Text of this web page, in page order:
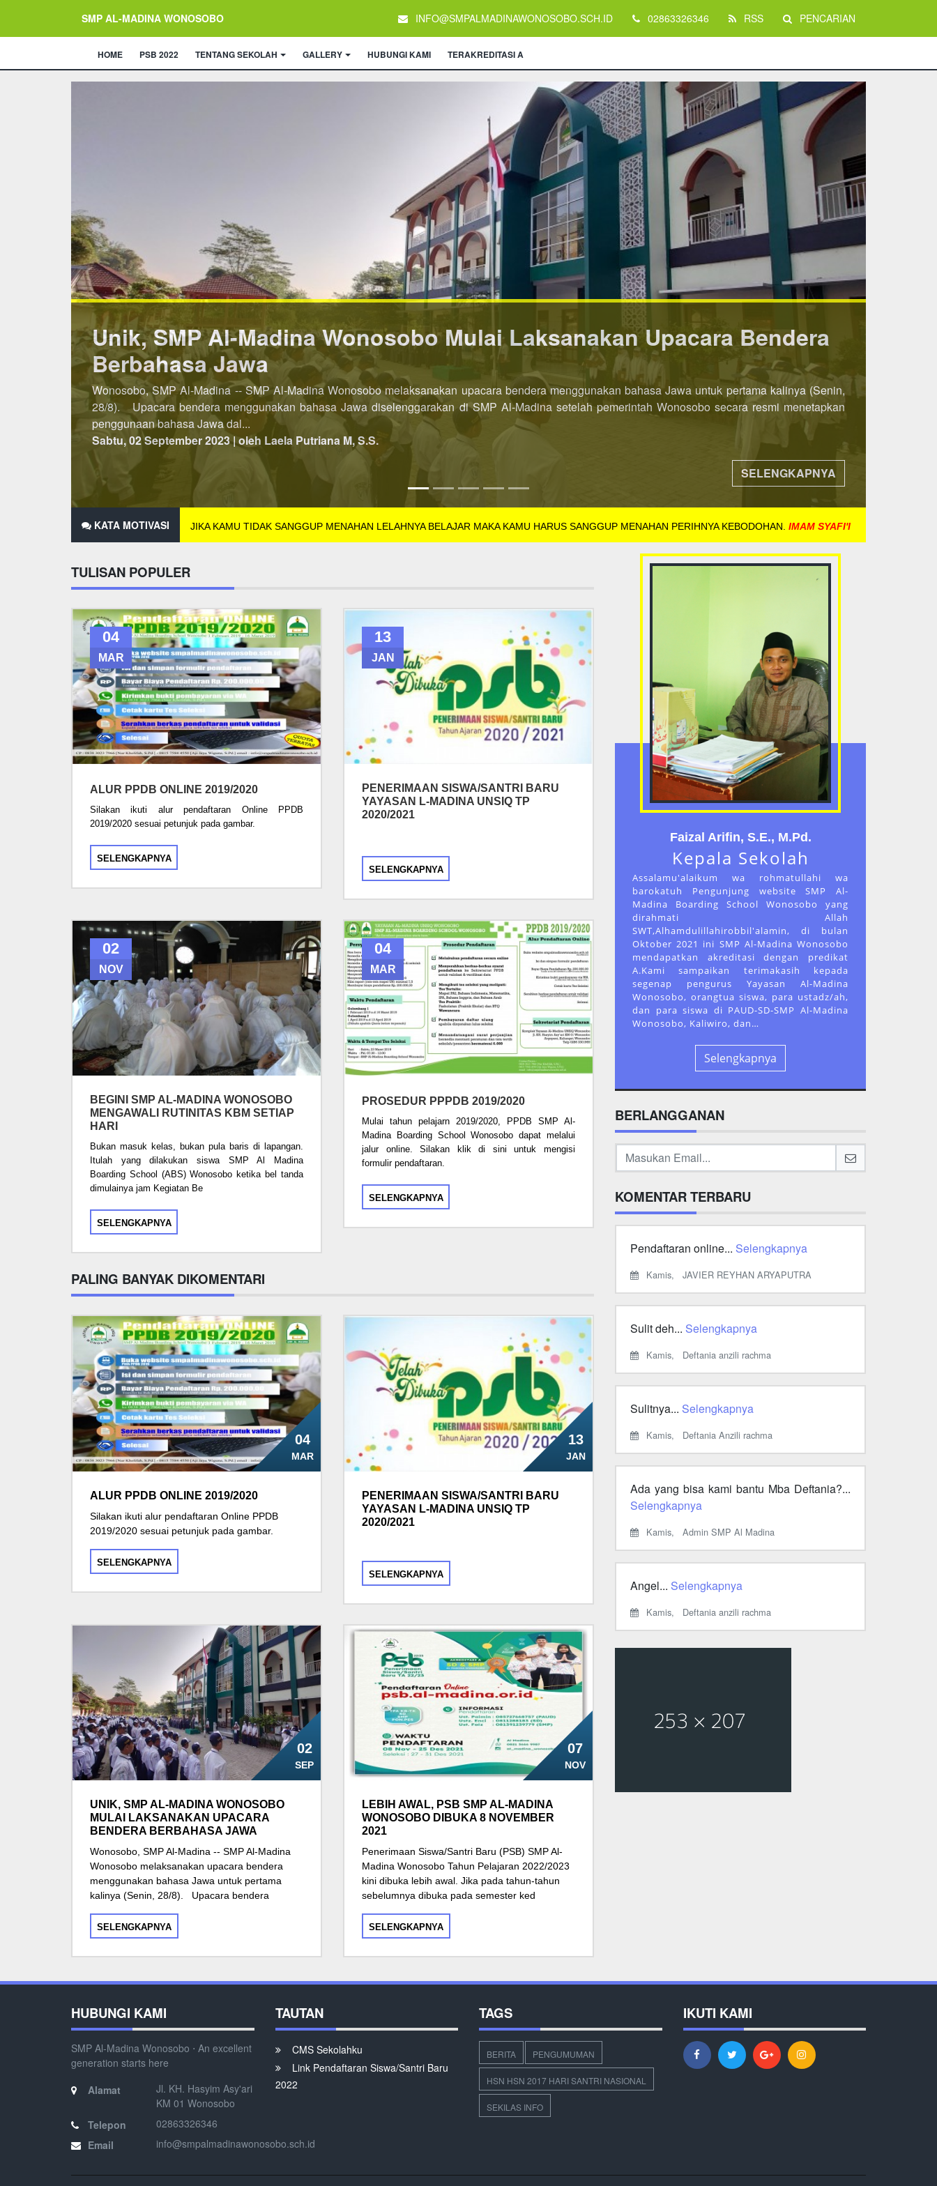
SMP AL-MADINA WONOSOBO INFO@SMPALMADINAWONOSOBO.SCH.ID 02863326346 RSS PENCARIAN
HOME PSB 2022 TENTANG SEKOLAH GALLERY HUBUNGI KAMI TERAKREDITASI A
Lebih Awal, PSB SMP AL-Madina Wonosobo dibuka 8 November 2021
Penerimaan Siswa/Santri Baru (PSB) SMP Al-Madina Wonosobo Tahun Pelajaran 2022/2023 kini dibuka lebih awal. Jika pada tahun-tahun sebelumnya
dibuka pada semester kedua, maka untuk PSB Tahun Pelajaran 2022/2023 dibuka di semester pertama. Pendaftaran dibuka mulai tanggal 8 November
2021 hingga 25 Des...
Minggu, 07 November 2021 | oleh Laela Putriana M, S.S.
SELENGKAPNYA
KATA MOTIVASI JIKA KAMU TIDAK SANGGUP MENAHAN LELAHNYA BELAJAR MAKA KAMU HARUS SANGGUP MENAHAN PERIHNYA KEBODOHAN. IMAM SYAFI'I
TULISAN POPULER
04
MAR
ALUR PPDB ONLINE 2019/2020
Silakan ikuti alur pendaftaran Online PPDB
2019/2020 sesuai petunjuk pada gambar.
SELENGKAPNYA
13
JAN
PENERIMAAN SISWA/SANTRI BARU
YAYASAN L-MADINA UNSIQ TP
2020/2021
SELENGKAPNYA
02
NOV
BEGINI SMP AL-MADINA WONOSOBO
MENGAWALI RUTINITAS KBM SETIAP
HARI
Bukan masuk kelas, bukan pula baris di lapangan.
Itulah yang dilakukan siswa SMP Al Madina
Boarding School (ABS) Wonosobo ketika bel tanda
dimulainya jam Kegiatan Be
SELENGKAPNYA
04
MAR
PROSEDUR PPPDB 2019/2020
Mulai tahun pelajarn 2019/2020, PPDB SMP Al-
Madina Boarding School Wonosobo dapat melalui
jalur online. Silakan klik di sini untuk mengisi
formulir pendaftaran.
SELENGKAPNYA
PALING BANYAK DIKOMENTARI
04
MAR
ALUR PPDB ONLINE 2019/2020
Silakan ikuti alur pendaftaran Online PPDB
2019/2020 sesuai petunjuk pada gambar.
SELENGKAPNYA
13
JAN
PENERIMAAN SISWA/SANTRI BARU
YAYASAN L-MADINA UNSIQ TP
2020/2021
SELENGKAPNYA
02
SEP
UNIK, SMP AL-MADINA WONOSOBO
MULAI LAKSANAKAN UPACARA
BENDERA BERBAHASA JAWA
Wonosobo, SMP Al-Madina -- SMP Al-Madina
Wonosobo melaksanakan upacara bendera
menggunakan bahasa Jawa untuk pertama
kalinya (Senin, 28/8). Upacara bendera
SELENGKAPNYA
07
NOV
LEBIH AWAL, PSB SMP AL-MADINA
WONOSOBO DIBUKA 8 NOVEMBER
2021
Penerimaan Siswa/Santri Baru (PSB) SMP Al-
Madina Wonosobo Tahun Pelajaran 2022/2023
kini dibuka lebih awal. Jika pada tahun-tahun
sebelumnya dibuka pada semester ked
SELENGKAPNYA
Faizal Arifin, S.E., M.Pd.
Kepala Sekolah
Assalamu'alaikum wa rohmatullahi wa
barokatuh Pengunjung website SMP Al-
Madina Boarding School Wonosobo yang
dirahmati Allah
SWT,Alhamdulillahirobbil'alamin, di bulan
Oktober 2021 ini SMP Al-Madina Wonosobo
mendapatkan akreditasi dengan predikat
A.Kami sampaikan terimakasih kepada
segenap pengurus Yayasan Al-Madina
Wonosobo, orangtua siswa, para ustadz/ah,
dan para siswa di PAUD-SD-SMP Al-Madina
Wonosobo, Kaliwiro, dan…
Selengkapnya
BERLANGGANAN
KOMENTAR TERBARU
Pendaftaran online... Selengkapnya
Kamis, JAVIER REYHAN ARYAPUTRA
Sulit deh... Selengkapnya
Kamis, Deftania anzili rachma
Sulitnya... Selengkapnya
Kamis, Deftania Anzili rachma
Ada yang bisa kami bantu Mba Deftania?...
Selengkapnya
Kamis, Admin SMP Al Madina
Angel... Selengkapnya
Kamis, Deftania anzili rachma
HUBUNGI KAMI
SMP Al-Madina Wonosobo ⋅ An excellent
generation starts here
Alamat
Jl. KH. Hasyim Asy'ari
KM 01 Wonosobo
Telepon
02863326346
Email
info@smpalmadinawonosobo.sch.id
TAUTAN
CMS Sekolahku
Link Pendaftaran Siswa/Santri Baru
2022
TAGS
BERITA PENGUMUMAN
HSN HSN 2017 HARI SANTRI NASIONAL
SEKILAS INFO
IKUTI KAMI